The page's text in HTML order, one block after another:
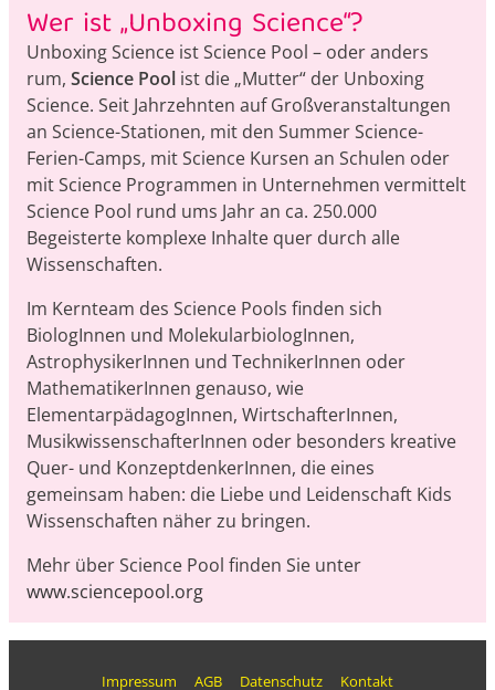
Wer ist „Unboxing Science“?
Unboxing Science ist Science Pool – oder anders
rum, Science Pool ist die „Mutter“ der Unboxing
Science. Seit Jahrzehnten auf Großveranstaltungen
an Science-Stationen, mit den Summer Science-
Ferien-Camps, mit Science Kursen an Schulen oder
mit Science Programmen in Unternehmen vermittelt
Science Pool rund ums Jahr an ca. 250.000
Begeisterte komplexe Inhalte quer durch alle
Wissenschaften.
Im Kernteam des Science Pools finden sich
BiologInnen und MolekularbiologInnen,
AstrophysikerInnen und TechnikerInnen oder
MathematikerInnen genauso, wie
ElementarpädagogInnen, WirtschafterInnen,
MusikwissenschafterInnen oder besonders kreative
Quer- und KonzeptdenkerInnen, die eines
gemeinsam haben: die Liebe und Leidenschaft Kids
Wissenschaften näher zu bringen.
Mehr über Science Pool finden Sie unter
www.sciencepool.org
Impressum AGB Datenschutz Kontakt